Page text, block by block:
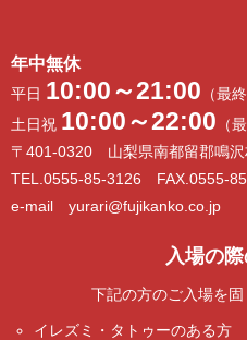
年中無休
平日 10:00～21:00 （最
土日祝 10:00～22:00 （
〒401-0320 山梨県南都留郡鳴
TEL.0555-85-3126 FAX.0555-
e-mail yurari@fujikanko.co.jp
入場の
下記の方のご入場を固
イレズミ・タトゥーのある方